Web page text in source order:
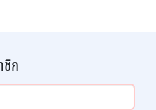
ชิก